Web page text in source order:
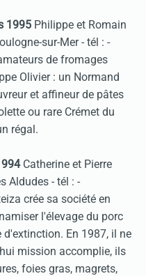
1995 Philippe et Romain
sur-Mer - tél : -
de fromages
Olivier : un Normand
et affineur de pâtes
ou rare Crémet du
régal.
Catherine et Pierre
Aldudes - tél : -
crée sa société en
l'élevage du porc
En 1987, il ne
mission accomplie, ils
foies gras, magrets,